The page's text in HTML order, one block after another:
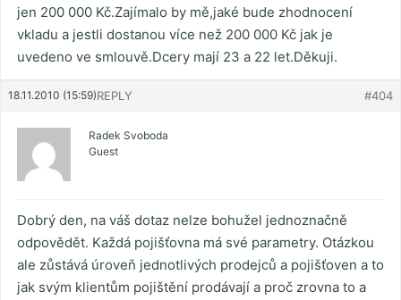
jen 200 000 Kč.Zajímalo by mě,jaké bude zhodnocení
vkladu a jestli dostanou více než 200 000 Kč jak je
uvedeno ve smlouvě.Dcery mají 23 a 22 let.Děkuji.
18.11.2010 (15:59) #404
REPLY
Radek Svoboda
Guest
Dobrý den, na váš dotaz nelze bohužel jednoznačně
odpovědět. Každá pojišťovna má své parametry. Otázkou
ale zůstává úroveň jednotlivých prodejců a pojišťoven a to
jak svým klientům pojištění prodávají a proč zrovna to a